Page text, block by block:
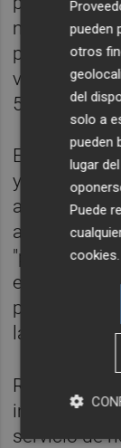
medida se
por el
viajeros
50 por
En los
y entrada
asimismo,
"para
efectos de
promover el
la
Ribó se ha
servicio de
pueden
otros
del
solo a
pueden
lugar
Puede
cookies